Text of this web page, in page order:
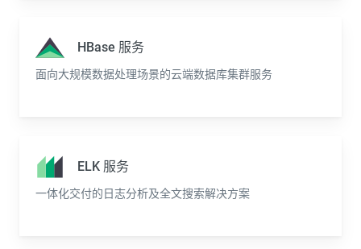
HBase 服务
面向大规模数据处理场景的云端数据库集群服务
ELK 服务
一体化交付的日志分析及全文搜索解决方案